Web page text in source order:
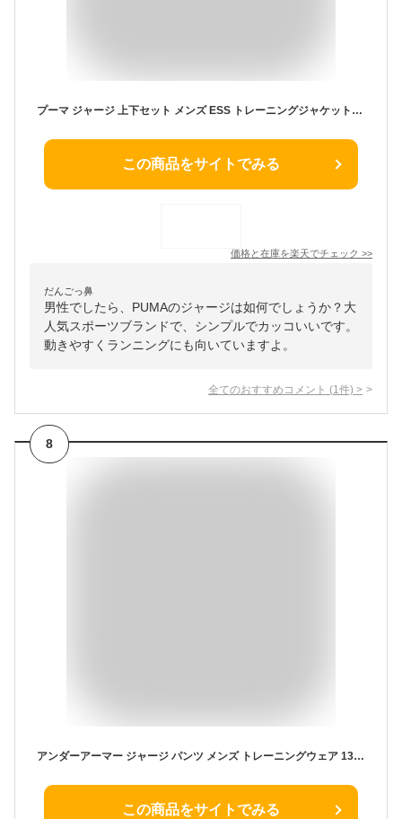
プーマ ジャージ 上下セット メンズ ESS トレーニングジャケット+ESS トレーニングパンツ OP 845678+845679 PUMA
この商品をサイトでみる
価格と在庫を楽天でチェック >>
だんごっ鼻
男性でしたら、PUMAのジャージは如何でしょうか？大
人気スポーツブランドで、シンプルでカッコいいです。
動きやすくランニングにも向いていますよ。
全てのおすすめコメント (1 件) >
8
アンダーアーマー ジャージ パンツ メンズ トレーニングウェア 1314112 吸汗速乾 男女兼用 UNDER ARMOUR ズボン 長ズボン ジャージ ジム 運動 ランニング フィットネス ルームウェア
この商品をサイトでみる